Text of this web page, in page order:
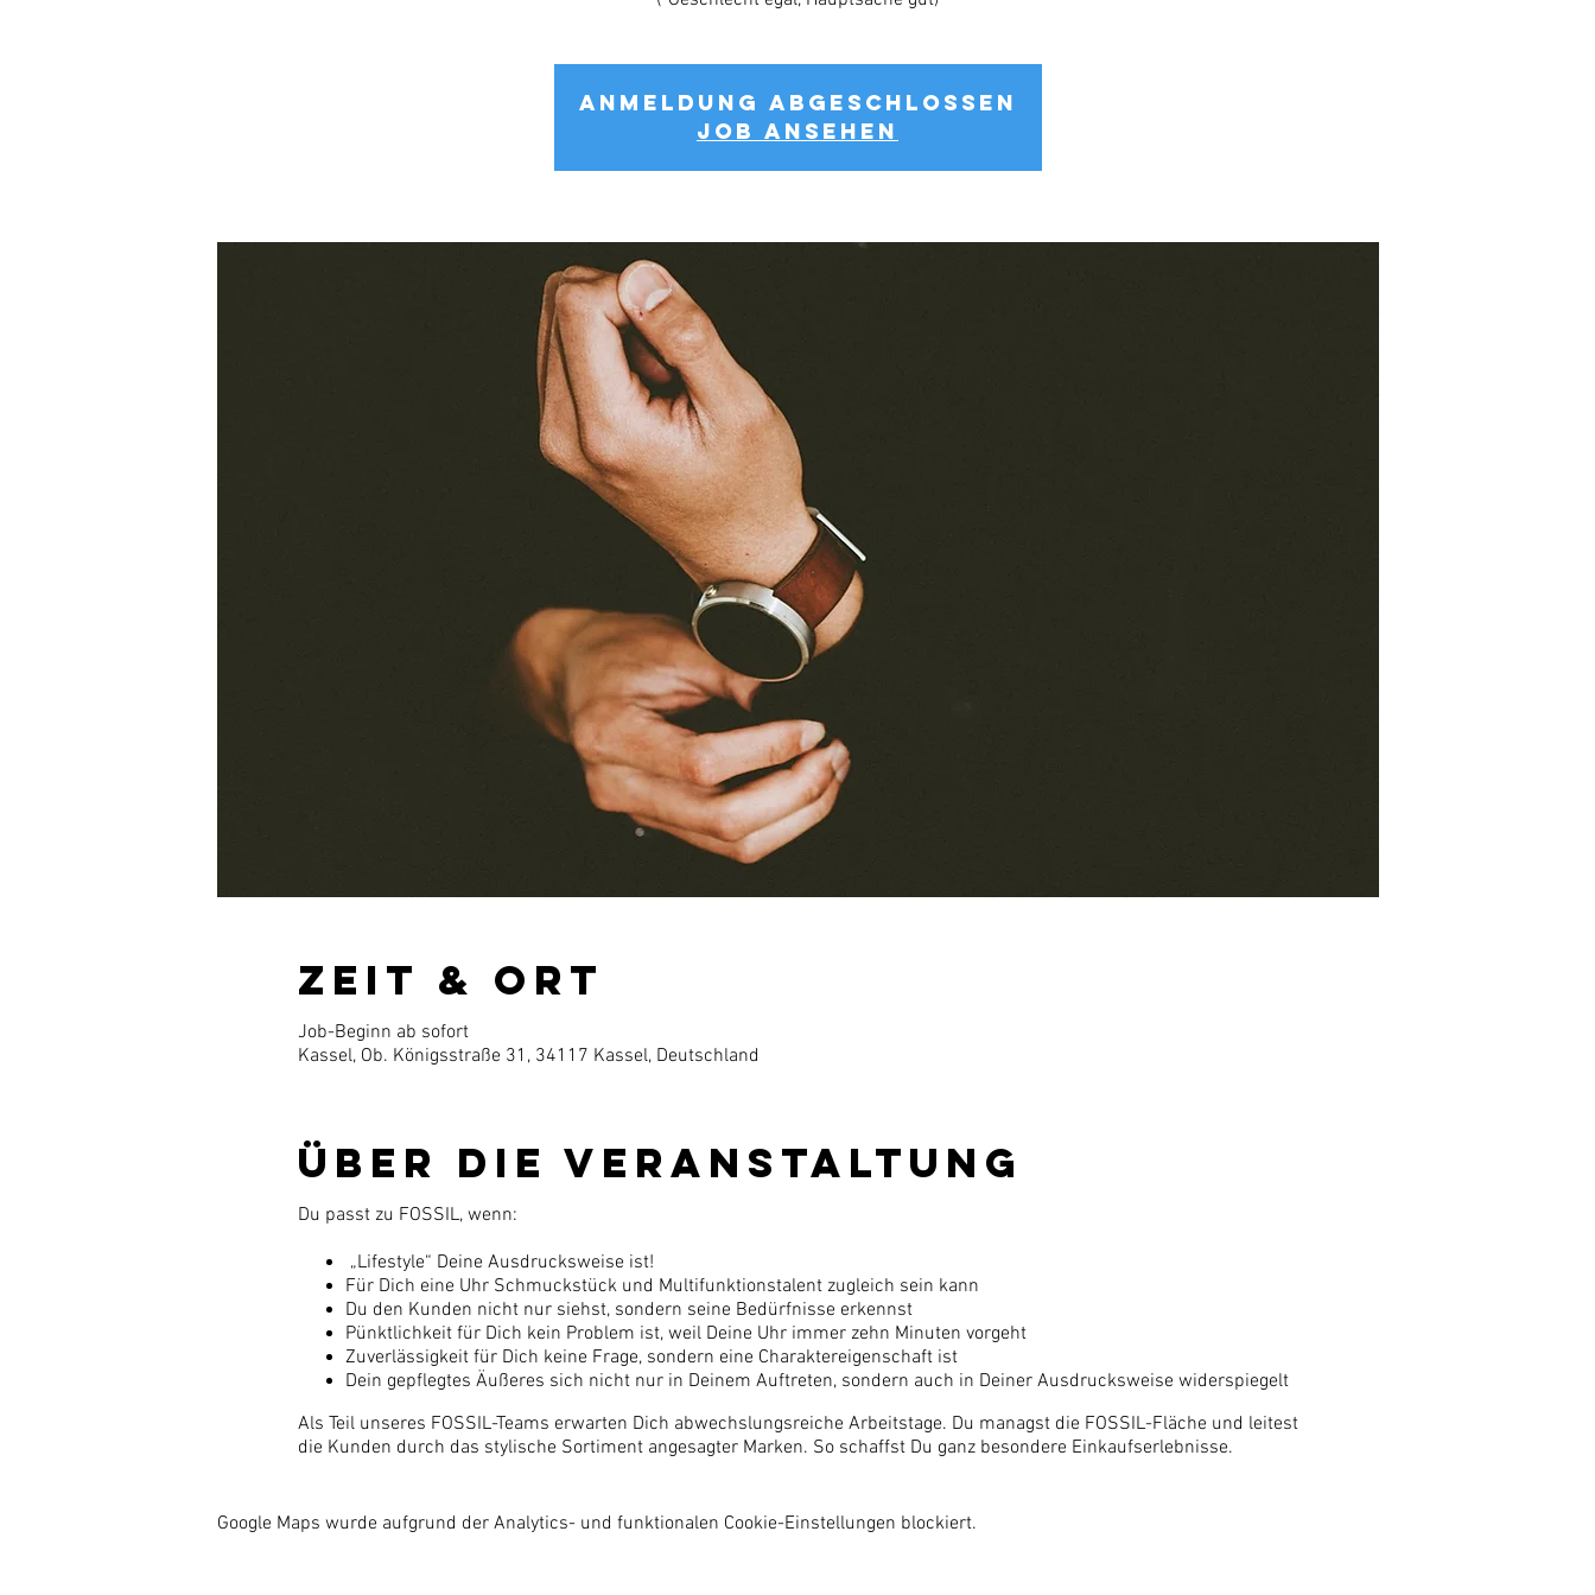
Anmeldung abgeschlossen
Job ansehen
Zeit & Ort
Job-Beginn ab sofort
Kassel, Ob. Königsstraße 31, 34117 Kassel, Deutschland
Über die Veranstaltung
Du passt zu FOSSIL, wenn:
„Lifestyle“ Deine Ausdrucksweise ist!
Für Dich eine Uhr Schmuckstück und Multifunktionstalent zugleich sein kann
Du den Kunden nicht nur siehst, sondern seine Bedürfnisse erkennst
Pünktlichkeit für Dich kein Problem ist, weil Deine Uhr immer zehn Minuten vorgeht
Zuverlässigkeit für Dich keine Frage, sondern eine Charaktereigenschaft ist
Dein gepflegtes Äußeres sich nicht nur in Deinem Auftreten, sondern auch in Deiner Ausdrucksweise widerspiegelt
Als Teil unseres FOSSIL-Teams erwarten Dich abwechslungsreiche Arbeitstage. Du managst die FOSSIL-Fläche und leitest
die Kunden durch das stylische Sortiment angesagter Marken. So schaffst Du ganz besondere Einkaufserlebnisse.
Google Maps wurde aufgrund der Analytics- und funktionalen Cookie-Einstellungen blockiert.